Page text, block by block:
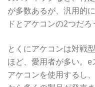
が多数あるが、汎用的
ドとアケコンの2つだろ
とくにアケコンは対戦
ほど、愛用者が多い。
アケコンを使用するし